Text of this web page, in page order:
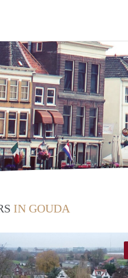
IN GOUDA